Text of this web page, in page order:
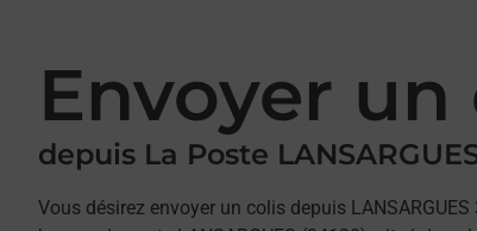
Envoyer un
depuis La Poste
Vous désirez envoyer un colis depuis